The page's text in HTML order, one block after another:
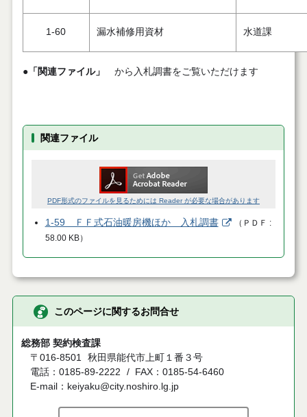
1-60 漏水補修用資材 水道課
●「関連ファイル」 から入札調書をご覧いただけます
関連ファイル
PDF形式のファイルを見るためには Reader が必要な場合があります
1-59 ＦＦ式石油暖房機ほか 入札調書 （ ＰＤＦ
58.00 KB）
このページに関するお問合せ
総務部 契約検査課
〒016-8501 秋田県能代市上町１番３号
電話：0185-89-2222
FAX：0185-54-6460
E-mail：keiyaku@city.noshiro.lg.jp